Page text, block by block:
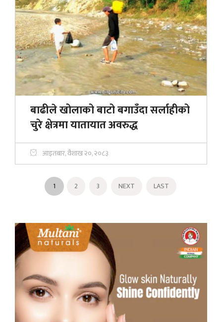
बाढीले खोलाको बाटो बगाउँदा सर्लाहीको
चुरे क्षेत्रमा यातायात अवरुद्ध
आइतबार, वैशाख २०, २०८३
1 2 3 NEXT LAST